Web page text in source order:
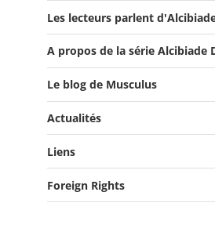
Les lecteurs parlent
Les lecteurs en parlent - Livre
Flipbook Exposé Alcibiade
A propos de la série Alcibiade
Le blog de Musculus
Actualités
Actualités
Salons du Livre
Liens
Foreign Rights